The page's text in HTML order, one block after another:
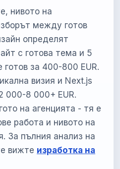
нивото на
между готов
определят
с готова тема и 5
за 400-800 EUR.
визия и Next.js
000-8 000+ EUR.
на агенцията - тя е
работа и нивото на
За пълния анализ на
вижте изработка на